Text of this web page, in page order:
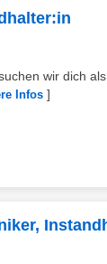
wir dich als
Infos ]